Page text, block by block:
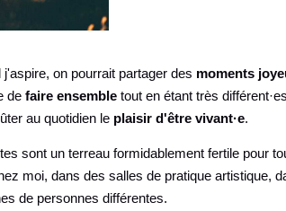
on pourrait partager des moments
de faire ensembletout en étant très
au quotidien le plaisir d'être vivant·e.
sont un terreau formidablement fertile pour
moi, dans des salles de pratique artistique,
de personnes différentes.